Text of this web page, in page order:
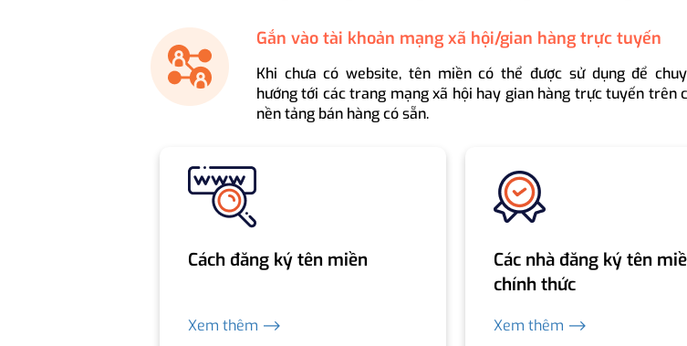
Gắn vào tài khoản mạng xã hội/gian hàng trực tuyến
Khi chưa có website, tên miền có thể được sử dụng để
hướng tới các trang mạng xã hội hay gian hàng trực tuyến trên
nền tảng bán hàng có sẵn.
Cách đăng ký tên miền
Xem thêm ⟶
Các nhà đăng ký tên
chính thức
Xem thêm ⟶